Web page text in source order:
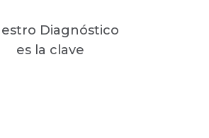
Diagnóstico
es la clave